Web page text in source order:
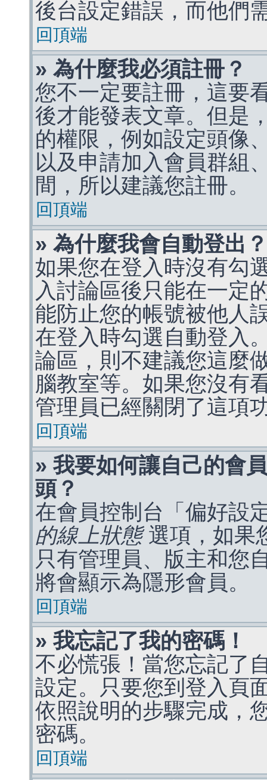
後台設定錯誤，而他們
回頂端
» 為什麼我必須註冊？
您不一定要註冊，這要
後才能發表文章。但是
的權限，例如設定頭像
以及申請加入會員群組
間，所以建議您註冊。
回頂端
» 為什麼我會自動登出？
如果您在登入時沒有勾
入討論區後只能在一定
能防止您的帳號被他人
在登入時勾選自動登入
論區，則不建議您這麼
腦教室等。如果您沒有
管理員已經關閉了這項
回頂端
» 我要如何讓自己的會
頭？
在會員控制台「偏好設
的線上狀態選項，如果
只有管理員、版主和您
將會顯示為隱形會員。
回頂端
» 我忘記了我的密碼！
不必慌張！當您忘記了
設定。只要您到登入頁
依照說明的步驟完成，
密碼。
回頂端